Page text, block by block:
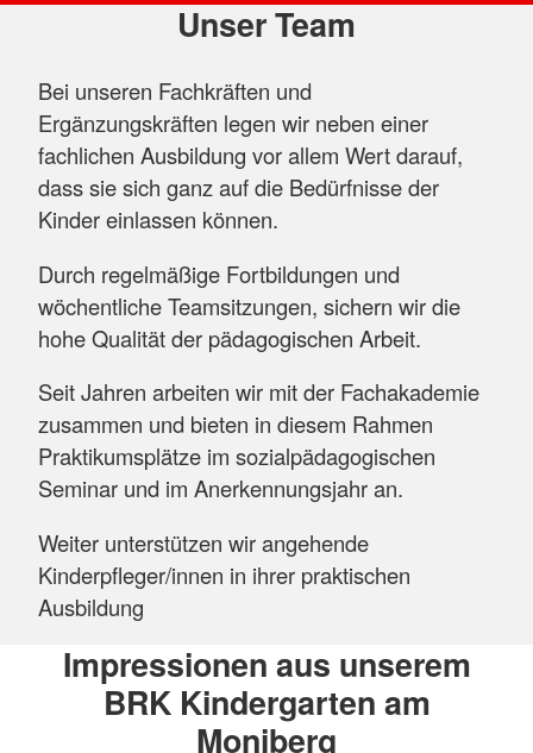
Unser Team
Bei unseren Fachkräften und
Ergänzungskräften legen wir neben einer
fachlichen Ausbildung vor allem Wert darauf,
dass sie sich ganz auf die Bedürfnisse der
Kinder einlassen können.
Durch regelmäßige Fortbildungen und
wöchentliche Teamsitzungen, sichern wir die
hohe Qualität der pädagogischen Arbeit.
Seit Jahren arbeiten wir mit der Fachakademie
zusammen und bieten in diesem Rahmen
Praktikumsplätze im sozialpädagogischen
Seminar und im Anerkennungsjahr an.
Weiter unterstützen wir angehende
Kinderpfleger/innen in ihrer praktischen
Ausbildung
Impressionen aus unserem
BRK Kindergarten am
Moniberg